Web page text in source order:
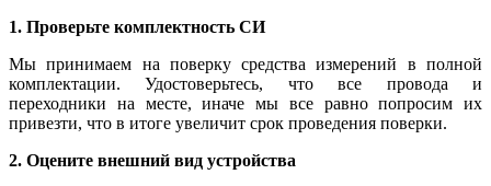
1. Проверьте комплектность СИ
Мы принимаем на поверку средства измерений в полной
комплектации. Удостоверьтесь, что все провода и
переходники на месте, иначе мы все равно попросим их
привезти, что в итоге увеличит срок проведения поверки.
2. Оцените внешний вид устройства